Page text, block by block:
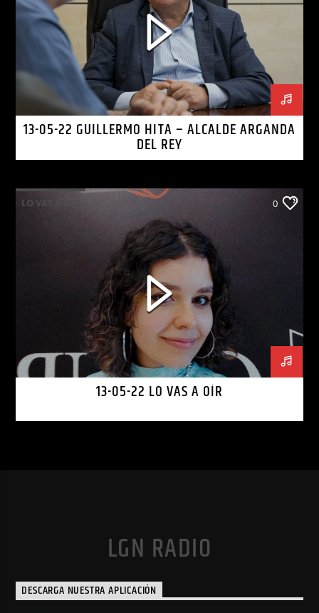
13-05-22 GUILLERMO HITA – ALCALDE ARGANDA
DEL REY
LO VAS A OIR 0
13-05-22 LO VAS A OÍR
LGN RADIO
DESCARGA NUESTRA APLICACIÓN